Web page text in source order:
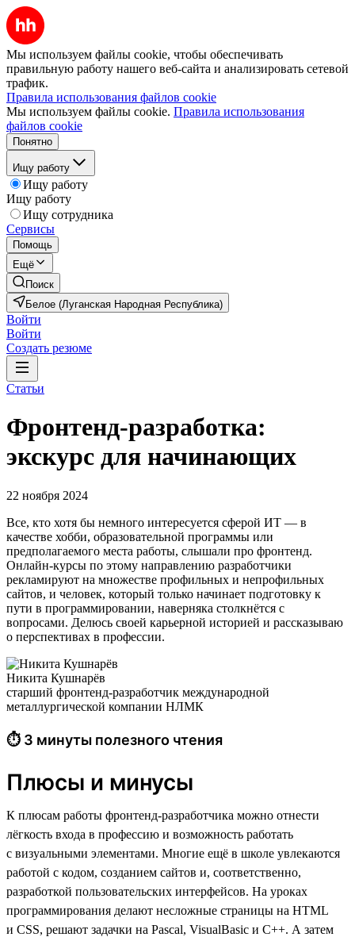
Мы используем файлы cookie, чтобы обеспечивать
правильную работу нашего веб-сайта и анализировать сетевой
трафик.
Правила использования файлов cookie
Мы используем файлы cookie. Правила использования
файлов cookie
Понятно
Ищу работу
Ищу работу
Ищу работу
Ищу сотрудника
Сервисы
Помощь
Ещё
Поиск
Белое (Луганская Народная Республика)
Войти
Войти
Создать резюме
Статьи
Фронтенд-разработка:
экскурс для начинающих
22 ноября 2024
Все, кто хотя бы немного интересуется сферой ИТ — в
качестве хобби, образовательной программы или
предполагаемого места работы, слышали про фронтенд.
Онлайн-курсы по этому направлению разработчики
рекламируют на множестве профильных и непрофильных
сайтов, и человек, который только начинает подготовку к
пути в программировании, наверняка столкнётся с
вопросами. Делюсь своей карьерной историей и рассказываю
о перспективах в профессии.
Никита Кушнарёв
старший фронтенд-разработчик международной
металлургической компании НЛМК
⏱ 3 минуты полезного чтения
Плюсы и минусы
К плюсам работы фронтенд-разработчика можно отнести
лёгкость входа в профессию и возможность работать
с визуальными элементами. Многие ещё в школе увлекаются
работой с кодом, созданием сайтов и, соответственно,
разработкой пользовательских интерфейсов. На уроках
программирования делают несложные страницы на HTML
и CSS, решают задачки на Pascal, VisualBasic и C++. А затем